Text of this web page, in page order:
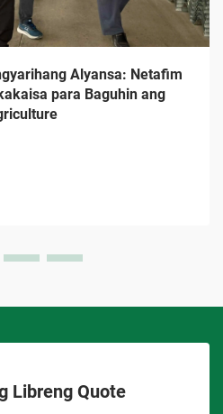
Alyansa: Netafim
para Baguhin ang
Libreng Quote